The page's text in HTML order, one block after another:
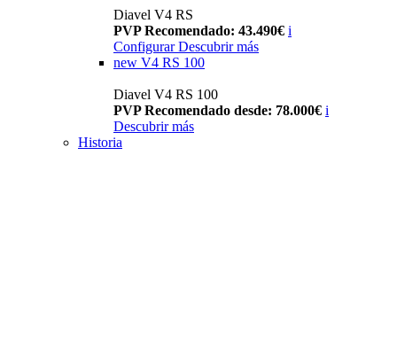
Diavel V4 RS
PVP Recomendado: 43.490€ i
Configurar Descubrir más
new V4 RS 100
Diavel V4 RS 100
PVP Recomendado desde: 78.000€ i
Descubrir más
Historia